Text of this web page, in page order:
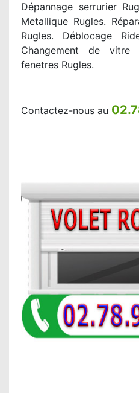
Dépannage serrurier
Metallique Rugles.
Rugles. Déblocage
Changement de vitre
fenetres Rugles.
Contactez-nous au